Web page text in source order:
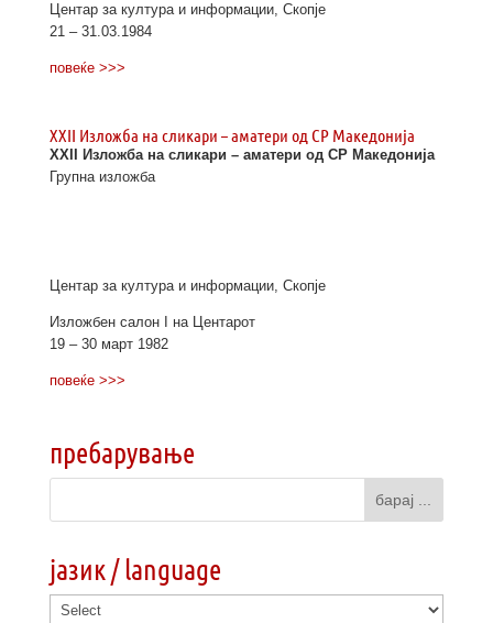
Центар за култура и информации, Скопје
21 – 31.03.1984
повеќе >>>
XXII Изложба на сликари – аматери од СР Македонија
XXII Изложба на сликари – аматери од СР Македонија
Групна изложба
Центар за култура и информации, Скопје
Изложбен салон I на Центарот
19 – 30 март 1982
повеќе >>>
пребарување
јазик / language